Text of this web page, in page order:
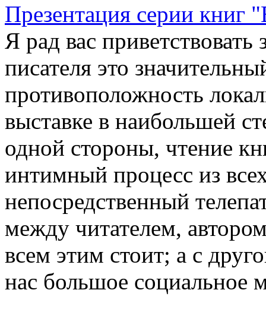
Презентация серии книг
Я рад вас
писателя это
противоположность
выставке в наибольшей
одной стороны, чтение
интимный процесс из
непосредственный
между читателем,
всем этим стоит; а с
нас большое социальное